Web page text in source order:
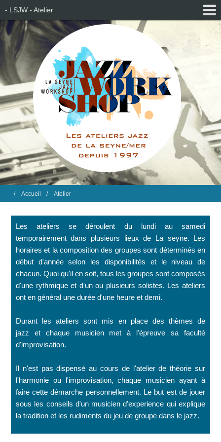
- LSJW - Atelier
Accueil Atelier
Les ateliers se déroulent du lundi au samedi
temporairement dans plusieurs lieux de La seyne. Les
horaires et la composition des groupes sont déterminés en
début d'année selon les disponibilités et le niveau de
chacun. Quoi qu'il en soit, tous les groupes sont composés
d'une rythmique et d'un ou plusieurs solistes. Les ateliers
ont en général une durée d'une heure et demi.
Durant les ateliers sont mis en place des thèmes de
jazz et chaque musicien met à l'épreuve sa faculté
d'improvisation.
Il n'est pas dispensé au cours de l'atelier de théorie sur
l'harmonie ou l'improvisation, chaque musicien ayant à
faire cette démarche personnellement. Le but est de jouer
sous les conseils d'un musicien d'experience qui explique
la tradition et les rudiments du jeu de groupe dans le jazz.